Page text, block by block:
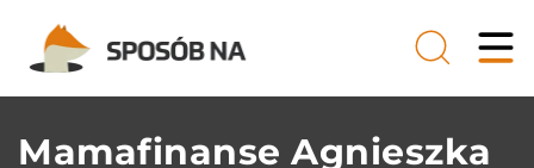
Mamafinanse Agnieszka